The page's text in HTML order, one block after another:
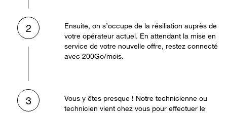
2
Ensuite, on s’occupe de la résiliation auprès de
votre opérateur actuel. En attendant la mise en
service de votre nouvelle offre, restez connecté
avec 200Go/mois.
3
Vous y êtes presque ! Notre technicienne ou
technicien vient chez vous pour effectuer le